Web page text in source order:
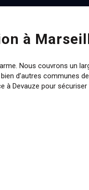
à
Nous couvrons un
d’autres communes
à Devauze pour